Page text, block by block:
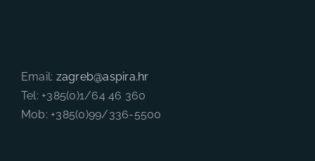
Email: zagreb@aspira.hr
Tel: +385(0)1/64 46 360
Mob: +385(0)99/336-5500